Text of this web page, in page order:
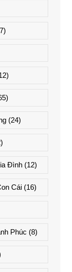
(24)
Đình (12)
Cái(16)
Phúc (8)